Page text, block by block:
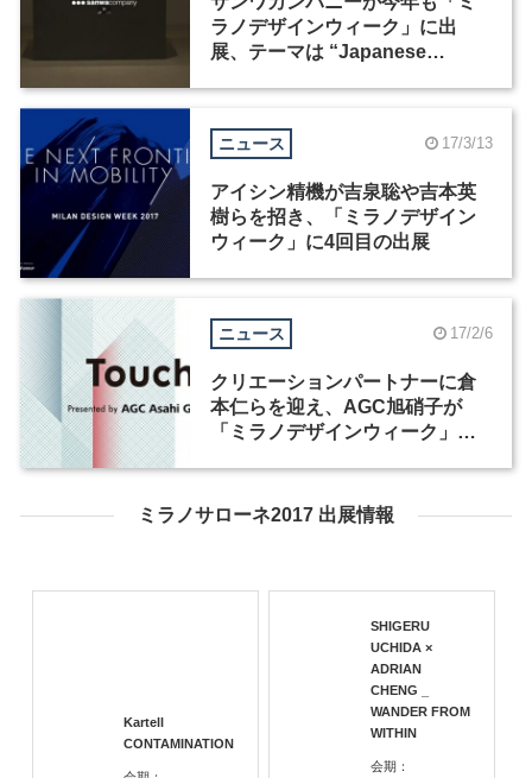
ラノデザインウィーク」に出
展、テーマは “Japanese
ニュース 17/3/13
アイシン精機が吉泉聡や吉本英
樹らを招き、「ミラノデザイン
ウィーク」に4回目の出展
ニュース 17/2/6
クリエーションパートナーに倉
本仁らを迎え、AGC旭硝子が
「ミラノデザインウィーク」に
ミラノサローネ2017 出展情報
Kartell
CONTAMINATION
SHIGERU
UCHIDA ×
ADRIAN
CHENG _
WANDER FROM
WITHIN
会期：